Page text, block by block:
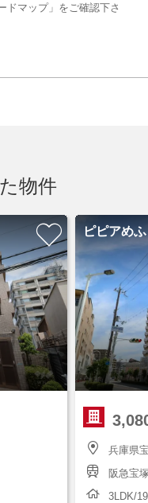
ドマップ」をご確認下さ
物件
ピピアめ
兵庫県
阪急宝
3LDK/